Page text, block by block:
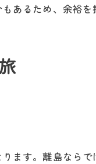
るため、余裕
す。離島なら